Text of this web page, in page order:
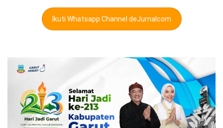
Ikuti Whatsapp Channel deJurnalcom